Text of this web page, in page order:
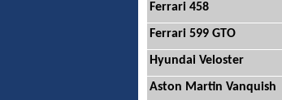
Ferrari 458
Ferrari 599 GTO
Hyundai Veloster
Aston Martin Vanquish